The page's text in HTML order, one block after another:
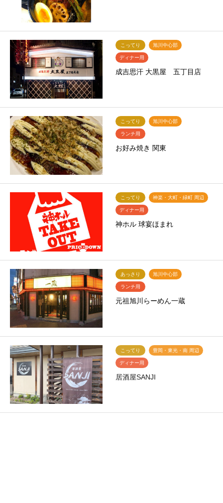
こってり 旭川中心部
ディナー用
成吉思汗 大黒屋 五丁目店
こってり 旭川中心部
ランチ用
お好み焼き 関東
こってり 神楽・大町・緑町 周辺
ディナー用
神ホル 球宴ほまれ
あっさり 旭川中心部
ランチ用
元祖旭川らーめん一蔵
こってり 豊岡・東光・南 周辺
ディナー用
居酒屋SANJI